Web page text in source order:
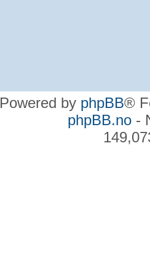
Powered by phpBB®
phpBB.no-